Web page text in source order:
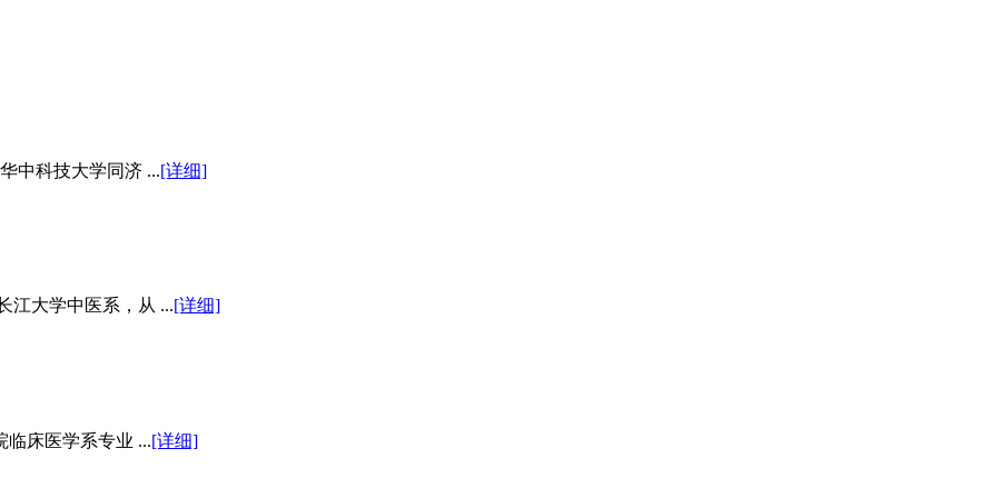
中科技大学同济 ...[详细]
江大学中医系，从 ...[详细]
临床医学系专业 ...[详细]